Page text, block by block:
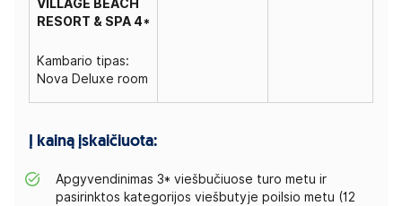
VILLAGE BEACH
RESORT & SPA 4*
Kambario tipas:
Nova Deluxe room
Į kainą įskaičiuota:
Apgyvendinimas 3* viešbučiuose turo metu ir
pasirinktos kategorijos viešbutyje poilsio metu (12